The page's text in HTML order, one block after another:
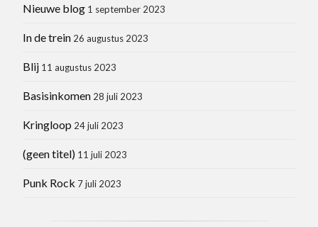
Nieuwe blog 1 september 2023
In de trein 26 augustus 2023
Blij 11 augustus 2023
Basisinkomen 28 juli 2023
Kringloop 24 juli 2023
(geen titel) 11 juli 2023
Punk Rock 7 juli 2023